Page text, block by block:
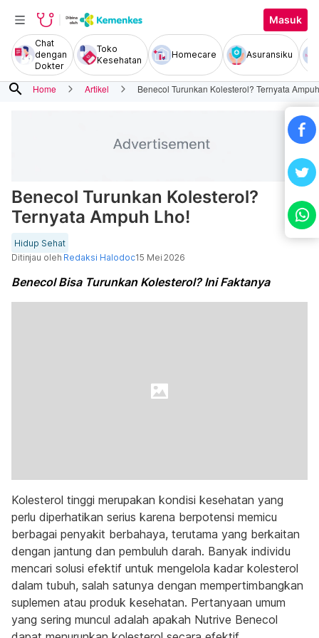
Masuk
Chat
dengan
Dokter
Toko
Kesehatan
Homecare Asuransiku
search Home Artikel Benecol Turunkan Kolesterol? Ternyata
Benecol Turunkan Kolesterol?
Ternyata Ampuh Lho!
Hidup Sehat
Ditinjau oleh Redaksi Halodoc15 Mei 2026
Benecol Bisa Turunkan Kolesterol? Ini Faktanya
Kolesterol tinggi merupakan kondisi kesehatan yang
perlu diperhatikan serius karena berpotensi memicu
berbagai penyakit berbahaya, terutama yang berkaitan
dengan jantung dan pembuluh darah. Banyak individu
mencari solusi efektif untuk mengelola kadar kolesterol
dalam tubuh, salah satunya dengan mempertimbangkan
suplemen atau produk kesehatan. Pertanyaan umum
yang sering muncul adalah apakah Nutrive Benecol